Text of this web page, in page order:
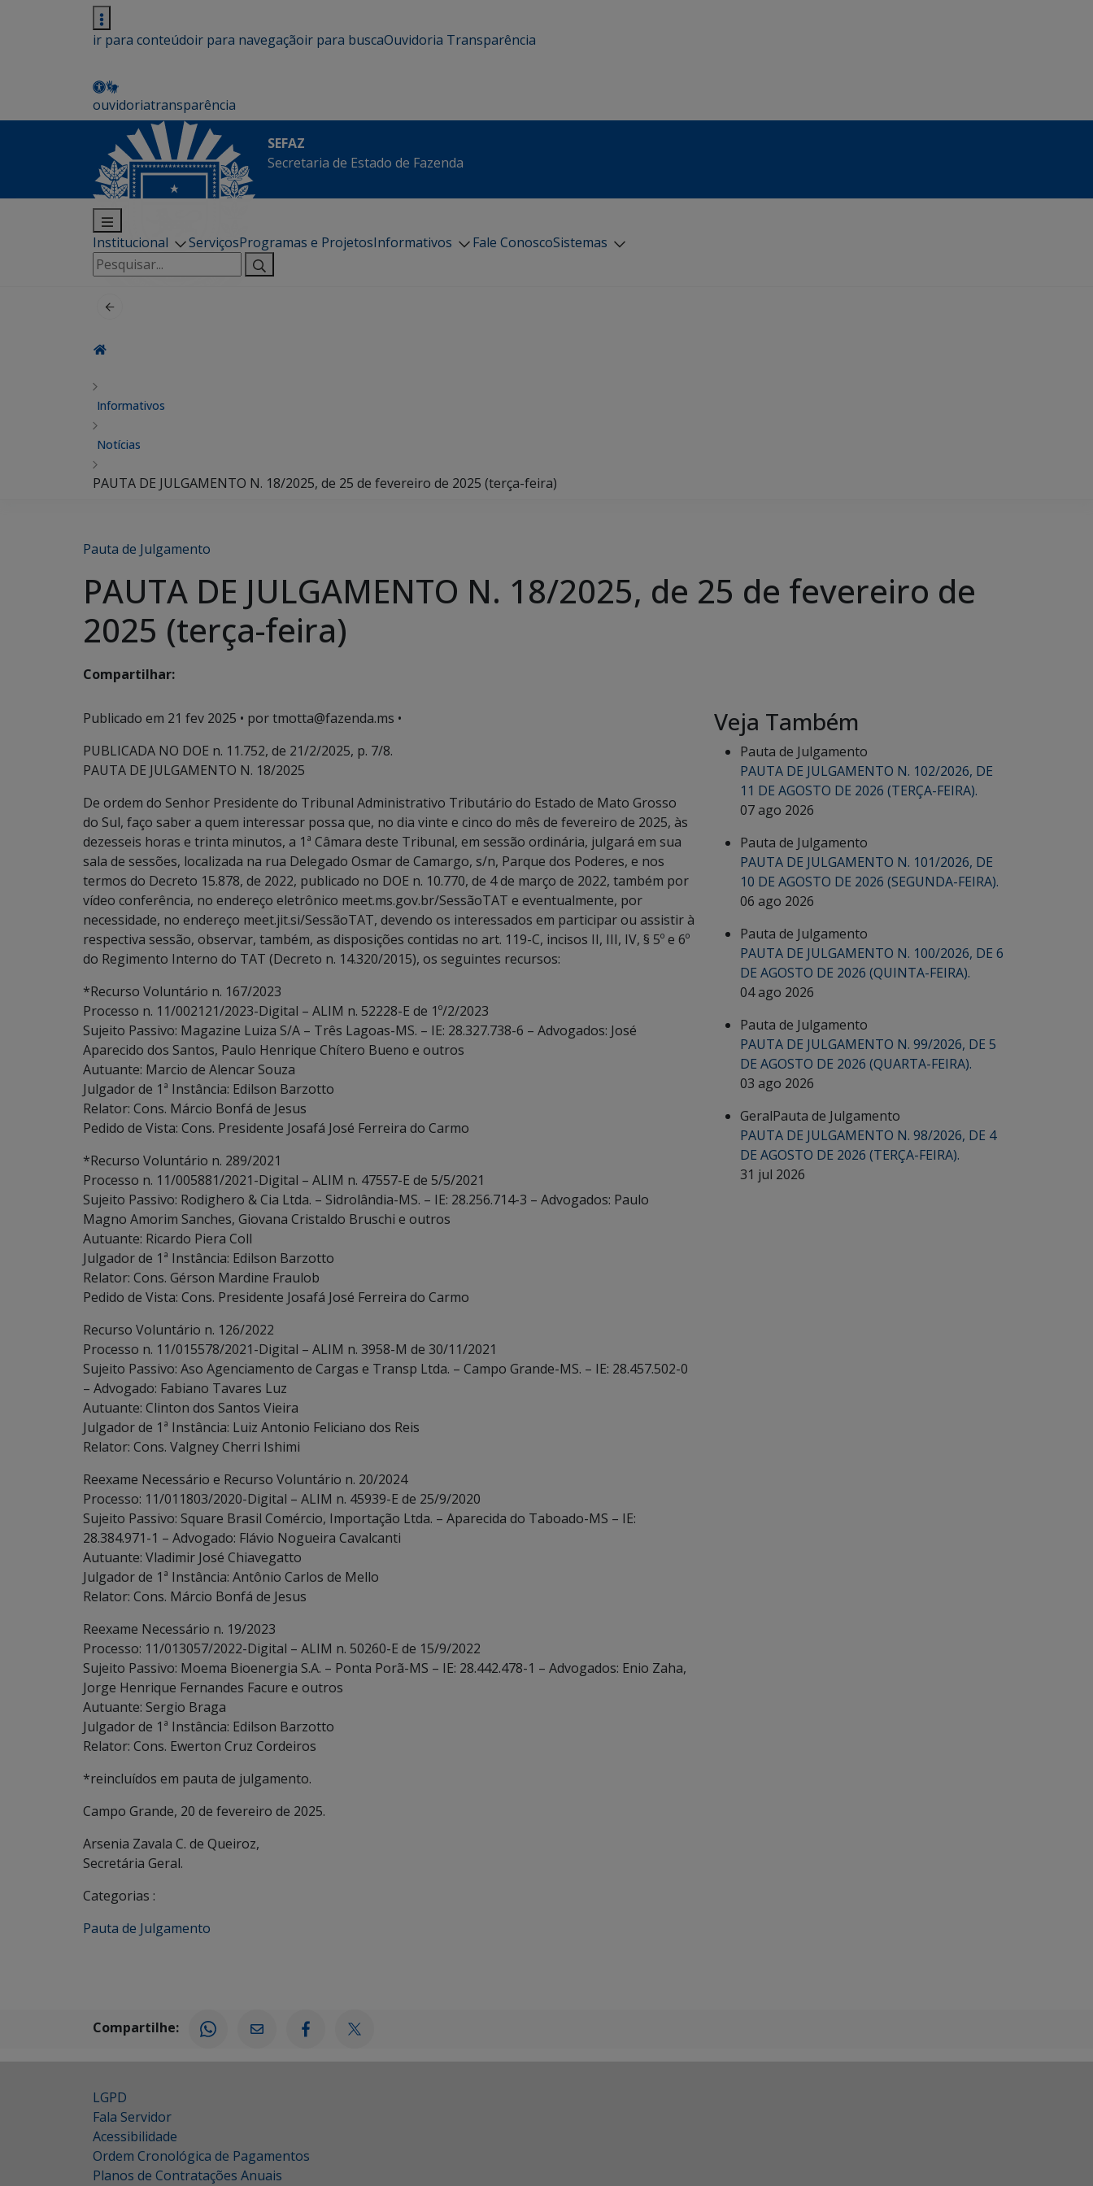
ir para conteúdoir para navegaçãoir para buscaOuvidoria Transparência
ouvidoriatransparência
SEFAZ
Secretaria de Estado de Fazenda
Institucional ServiçosProgramas e ProjetosInformativos Fale ConoscoSistemas
Pesquisar
por:
Informativos
Notícias
PAUTA DE JULGAMENTO N. 18/2025, de 25 de fevereiro de 2025 (terça-feira)
Pauta de Julgamento
PAUTA DE JULGAMENTO N. 18/2025, de 25 de fevereiro de
2025 (terça-feira)
Compartilhar:
Publicado em 21 fev 2025 • por tmotta@fazenda.ms •
PUBLICADA NO DOE n. 11.752, de 21/2/2025, p. 7/8.
PAUTA DE JULGAMENTO N. 18/2025
De ordem do Senhor Presidente do Tribunal Administrativo Tributário do Estado de Mato Grosso
do Sul, faço saber a quem interessar possa que, no dia vinte e cinco do mês de fevereiro de 2025, às
dezesseis horas e trinta minutos, a 1ª Câmara deste Tribunal, em sessão ordinária, julgará em sua
sala de sessões, localizada na rua Delegado Osmar de Camargo, s/n, Parque dos Poderes, e nos
termos do Decreto 15.878, de 2022, publicado no DOE n. 10.770, de 4 de março de 2022, também por
vídeo conferência, no endereço eletrônico meet.ms.gov.br/SessãoTAT e eventualmente, por
necessidade, no endereço meet.jit.si/SessãoTAT, devendo os interessados em participar ou assistir à
respectiva sessão, observar, também, as disposições contidas no art. 119-C, incisos II, III, IV, § 5º e 6º
do Regimento Interno do TAT (Decreto n. 14.320/2015), os seguintes recursos:
*Recurso Voluntário n. 167/2023
Processo n. 11/002121/2023-Digital – ALIM n. 52228-E de 1º/2/2023
Sujeito Passivo: Magazine Luiza S/A – Três Lagoas-MS. – IE: 28.327.738-6 – Advogados: José
Aparecido dos Santos, Paulo Henrique Chítero Bueno e outros
Autuante: Marcio de Alencar Souza
Julgador de 1ª Instância: Edilson Barzotto
Relator: Cons. Márcio Bonfá de Jesus
Pedido de Vista: Cons. Presidente Josafá José Ferreira do Carmo
*Recurso Voluntário n. 289/2021
Processo n. 11/005881/2021-Digital – ALIM n. 47557-E de 5/5/2021
Sujeito Passivo: Rodighero & Cia Ltda. – Sidrolândia-MS. – IE: 28.256.714-3 – Advogados: Paulo
Magno Amorim Sanches, Giovana Cristaldo Bruschi e outros
Autuante: Ricardo Piera Coll
Julgador de 1ª Instância: Edilson Barzotto
Relator: Cons. Gérson Mardine Fraulob
Pedido de Vista: Cons. Presidente Josafá José Ferreira do Carmo
Recurso Voluntário n. 126/2022
Processo n. 11/015578/2021-Digital – ALIM n. 3958-M de 30/11/2021
Sujeito Passivo: Aso Agenciamento de Cargas e Transp Ltda. – Campo Grande-MS. – IE: 28.457.502-0
– Advogado: Fabiano Tavares Luz
Autuante: Clinton dos Santos Vieira
Julgador de 1ª Instância: Luiz Antonio Feliciano dos Reis
Relator: Cons. Valgney Cherri Ishimi
Reexame Necessário e Recurso Voluntário n. 20/2024
Processo: 11/011803/2020-Digital – ALIM n. 45939-E de 25/9/2020
Sujeito Passivo: Square Brasil Comércio, Importação Ltda. – Aparecida do Taboado-MS – IE:
28.384.971-1 – Advogado: Flávio Nogueira Cavalcanti
Autuante: Vladimir José Chiavegatto
Julgador de 1ª Instância: Antônio Carlos de Mello
Relator: Cons. Márcio Bonfá de Jesus
Reexame Necessário n. 19/2023
Processo: 11/013057/2022-Digital – ALIM n. 50260-E de 15/9/2022
Sujeito Passivo: Moema Bioenergia S.A. – Ponta Porã-MS – IE: 28.442.478-1 – Advogados: Enio Zaha,
Jorge Henrique Fernandes Facure e outros
Autuante: Sergio Braga
Julgador de 1ª Instância: Edilson Barzotto
Relator: Cons. Ewerton Cruz Cordeiros
*reincluídos em pauta de julgamento.
Campo Grande, 20 de fevereiro de 2025.
Arsenia Zavala C. de Queiroz,
Secretária Geral.
Categorias :
Pauta de Julgamento
Veja Também
Pauta de Julgamento
PAUTA DE JULGAMENTO N. 102/2026, DE
11 DE AGOSTO DE 2026 (TERÇA-FEIRA).
07 ago 2026
Pauta de Julgamento
PAUTA DE JULGAMENTO N. 101/2026, DE
10 DE AGOSTO DE 2026 (SEGUNDA-FEIRA).
06 ago 2026
Pauta de Julgamento
PAUTA DE JULGAMENTO N. 100/2026, DE 6
DE AGOSTO DE 2026 (QUINTA-FEIRA).
04 ago 2026
Pauta de Julgamento
PAUTA DE JULGAMENTO N. 99/2026, DE 5
DE AGOSTO DE 2026 (QUARTA-FEIRA).
03 ago 2026
GeralPauta de Julgamento
PAUTA DE JULGAMENTO N. 98/2026, DE 4
DE AGOSTO DE 2026 (TERÇA-FEIRA).
31 jul 2026
Compartilhe:
LGPD
Fala Servidor
Acessibilidade
Ordem Cronológica de Pagamentos
Planos de Contratações Anuais